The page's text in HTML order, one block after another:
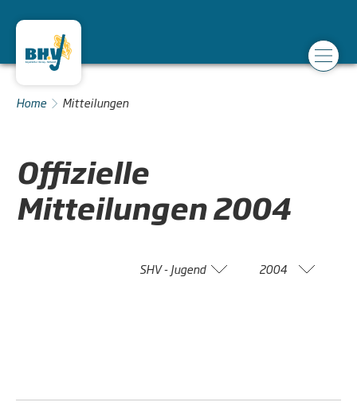
Home Mitteilungen
Offizielle
Mitteilungen2004
SHV - Jugend 2004